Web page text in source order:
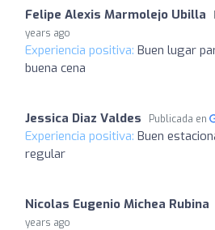
Felipe Alexis Marmolejo Ubilla
years ago
Experiencia positiva: Buen lugar
buena cena
Jessica Diaz Valdes Publicada en
Experiencia positiva: Buen
regular
Nicolas Eugenio Michea Rubina
years ago